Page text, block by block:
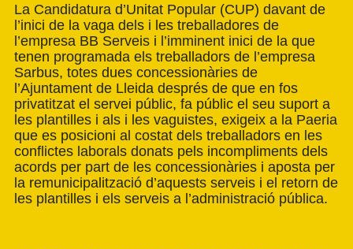
La Candidatura d’Unitat Popular (CUP) davant de
l’inici de la vaga dels i les treballadores de
l’empresa BB Serveis i l’imminent inici de la que
tenen programada els treballadors de l’empresa
Sarbus, totes dues concessionàries de
l’Ajuntament de Lleida després de que en fos
privatitzat el servei públic, fa públic el seu suport a
les plantilles i als i les vaguistes, exigeix a la Paeria
que es posicioni al costat dels treballadors en les
conflictes laborals donats pels incompliments dels
acords per part de les concessionàries i aposta per
la remunicipalització d’aquests serveis i el retorn de
les plantilles i els serveis a l’administració pública.